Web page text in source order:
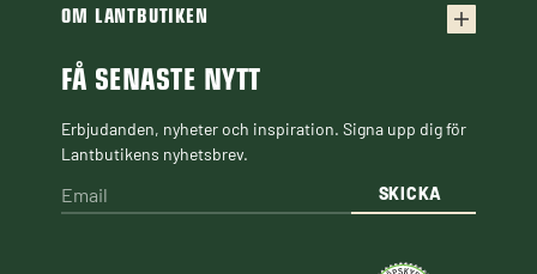
Finansiering
Guider & Artiklar
Black Week
Frågor & svar
Cookiepolicy
OM LANTBUTIKEN
Om Lantbutiken
FÅ SENASTE NYTT
Erbjudanden, nyheter och inspiration. Signa upp dig för
Lantbutikens nyhetsbrev.
SKICKA